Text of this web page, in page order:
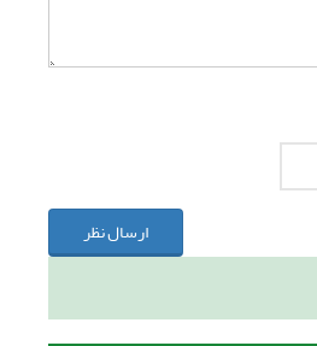
ارسال نظر